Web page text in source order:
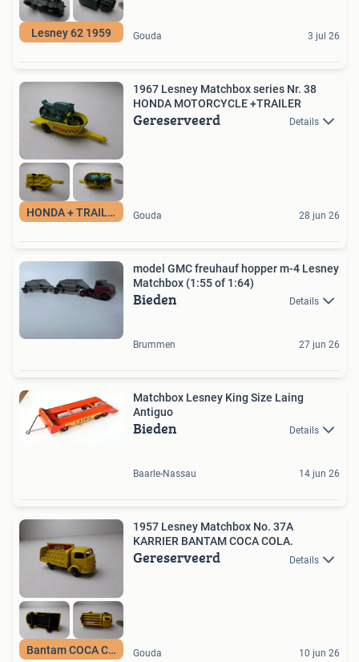
Lesney 62 1959 Gouda 3 jul 26
HONDA + TRAILER
1967 Lesney Matchbox series Nr. 38
HONDA MOTORCYCLE +TRAILER
Gereserveerd Details
Gouda 28 jun 26
model GMC freuhauf hopper m-4 Lesney
Matchbox (1:55 of 1:64)
Bieden Details
Brummen 27 jun 26
Matchbox Lesney King Size Laing
Antiguo
Bieden Details
Baarle-Nassau 14 jun 26
Bantam COCA COLA
1957 Lesney Matchbox No. 37A
KARRIER BANTAM COCA COLA.
Gereserveerd Details
Gouda 10 jun 26